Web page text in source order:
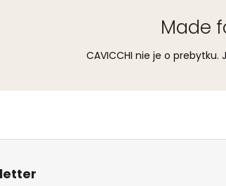
Made
CAVICCHI nie je o